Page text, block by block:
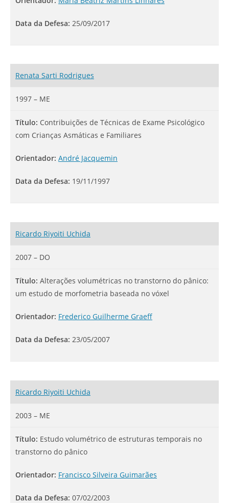
Data da Defesa: 25/09/2017
Renata Sarti Rodrigues
1997 – ME
Título: Contribuições de Técnicas de Exame Psicológico
com Crianças Asmáticas e Familiares
Orientador: André Jacquemin
Data da Defesa: 19/11/1997
Ricardo Riyoiti Uchida
2007 – DO
Título: Alterações volumétricas no transtorno do pânico:
um estudo de morfometria baseada no vóxel
Orientador: Frederico Guilherme Graeff
Data da Defesa: 23/05/2007
Ricardo Riyoiti Uchida
2003 – ME
Título: Estudo volumétrico de estruturas temporais no
transtorno do pânico
Orientador: Francisco Silveira Guimarães
Data da Defesa: 07/02/2003